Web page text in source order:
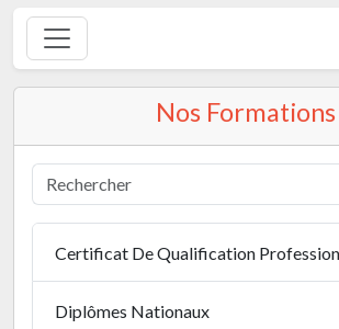
Nos Formations
Certificat De Qualification
Diplômes Nationaux